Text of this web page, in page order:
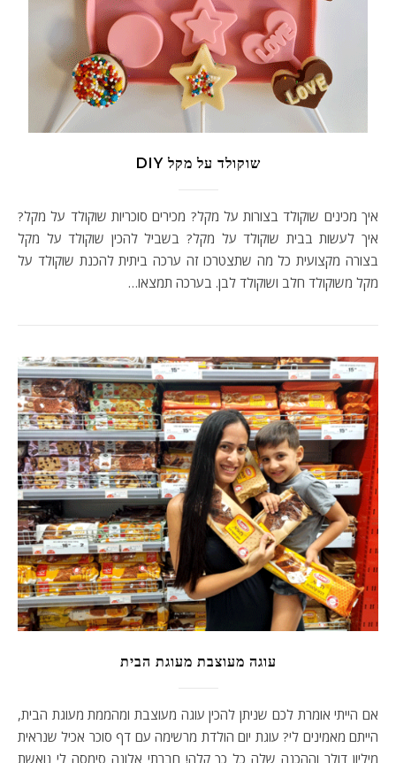
שוקולד על מקל DIY
איך מכינים שוקולד בצורות על מקל? מכירים סוכריות שוקולד על מקל?
איך לעשות בבית שוקולד על מקל? בשביל להכין שוקולד על מקל
בצורה מקצועית כל מה שתצטרכו זה ערכה ביתית להכנת שוקולד על
מקל משוקולד חלב ושוקולד לבן. בערכה תמצאו…
עוגה מעוצבת מעוגת הבית
אם הייתי אומרת לכם שניתן להכין עוגה מעוצבת ומהממת מעוגת הבית,
הייתם מאמינים לי? עוגת יום הולדת מרשימה עם דף סוכר אכיל שנראית
מיליון דולר וההכנה שלה כל כך קלה! חברתי אלונה סימסה לי נואשת